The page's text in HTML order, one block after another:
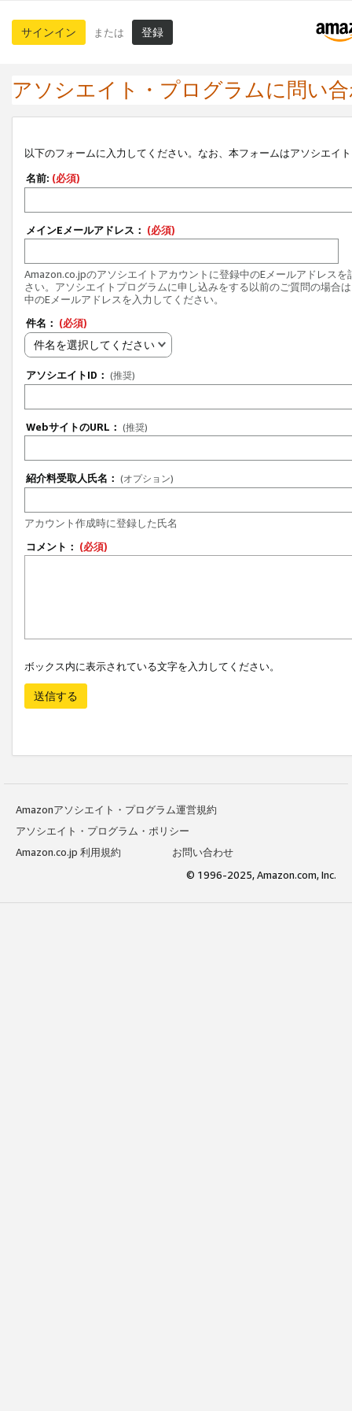
サインイン または 登録
アソシエイト・プログラムに問い
以下のフォームに入力してください。なお、本フォームはアソシエイ
名前: (必須)
メインEメールアドレス： (必須)
Amazon.co.jpのアソシエイトアカウントに登録中のEメールアドレスを
さい。アソシエイトプログラムに申し込みをする以前のご質問の場合
中のEメールアドレスを入力してください。
件名： (必須)
件名を選択してください
アソシエイトID： (推奨)
WebサイトのURL： (推奨)
紹介料受取人氏名： (オプション)
アカウント作成時に登録した氏名
コメント： (必須)
ボックス内に表示されている文字を入力してください。
送信する
Amazonアソシエイト・プログラム運営規約
アソシエイト・プログラム・ポリシー
Amazon.co.jp 利用規約
お問い合わせ
© 1996-2025, Amazon.com, Inc.